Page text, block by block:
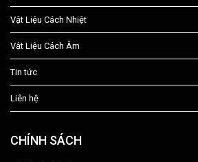
Vật Liệu Cách Nhiệt
Vật Liệu Cách Âm
Tin tức
Liên hệ
CHÍNH SÁCH